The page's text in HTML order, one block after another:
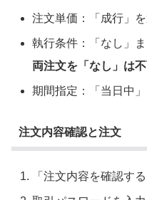
注文単価：「成行」を
執行条件：「なし」
両注文を「なし」は
期間指定：「当日中」
注文内容確認と注文
「注文内容を確認す